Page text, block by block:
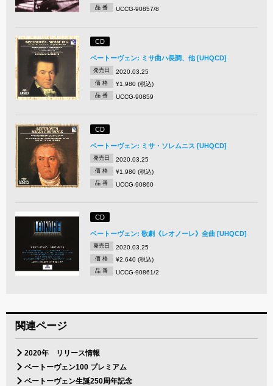
品 番 UCCG-90857/8
CD
ベートーヴェン: ミサ曲ハ長調、他 [UHQCD]
発売日 2020.03.25
価 格 ¥1,980 (税込)
品 番 UCCG-90859
CD
ベートーヴェン: ミサ・ソレムニス [UHQCD]
発売日 2020.03.25
価 格 ¥1,980 (税込)
品 番 UCCG-90860
CD
ベートーヴェン: 歌劇《レオノーレ》全曲 [UHQCD]
発売日 2020.03.25
価 格 ¥2,640 (税込)
品 番 UCCG-90861/2
関連ページ
2020年 リリース情報
ベートーヴェン100 プレミアム
ベートーヴェン生誕250周年記念